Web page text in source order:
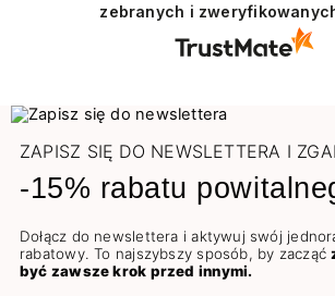
zebranych i
ZAPISZ SIĘ DO NEWSLETTERA I
-15% rabatu
Dołącz do newslettera i aktywuj swój
rabatowy. To najszybszy sposób, by zacząć
być zawsze krok przed innymi.